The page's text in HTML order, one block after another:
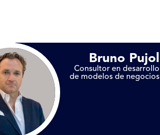
Bruno Pujol
Consultor en desarrollo
de modelos de negocios